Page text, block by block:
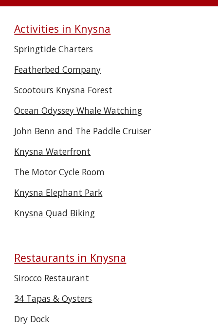
Activities in Knysna
Springtide Charters
Featherbed Company
Scootours Knysna Forest
Ocean Odyssey Whale Watching
John Benn and The Paddle Cruiser
Knysna Waterfront
The Motor Cycle Room
Knysna Elephant Park
Knysna Quad Biking
Restaurants in Knysna
Sirocco Restaurant
34 Tapas & Oysters
Dry Dock